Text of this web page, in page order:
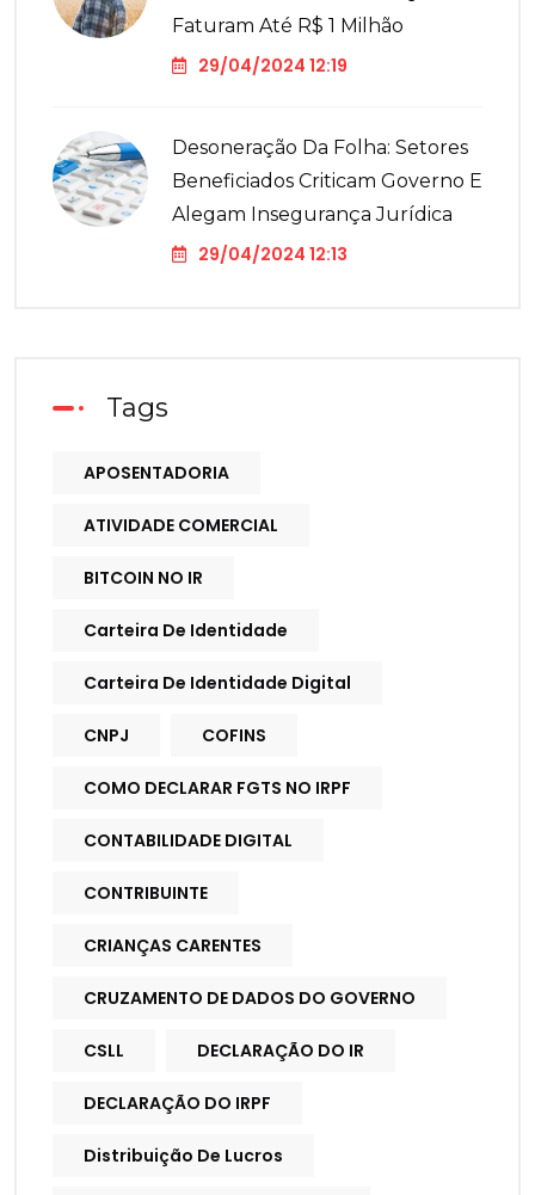
Faturam Até R$ 1 Milhão
29/04/2024 12:19
Desoneração Da Folha: Setores
Beneficiados Criticam Governo E
Alegam Insegurança Jurídica
29/04/2024 12:13
Tags
APOSENTADORIA
ATIVIDADE COMERCIAL
BITCOIN NO IR
Carteira De Identidade
Carteira De Identidade Digital
CNPJ COFINS
COMO DECLARAR FGTS NO IRPF
CONTABILIDADE DIGITAL
CONTRIBUINTE
CRIANÇAS CARENTES
CRUZAMENTO DE DADOS DO GOVERNO
CSLL DECLARAÇÃO DO IR
DECLARAÇÃO DO IRPF
Distribuição De Lucros